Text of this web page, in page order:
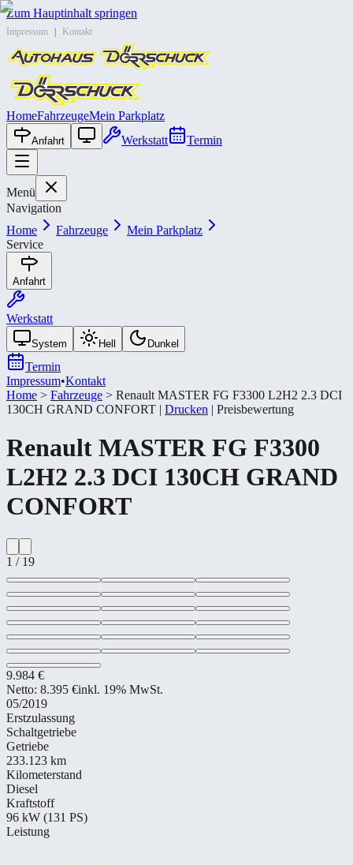
Zum Hauptinhalt springen
Impressum Kontakt
HomeFahrzeugeMein Parkplatz
Anfahrt Werkstatt Termin
Menü
Navigation
Home
Fahrzeuge
Mein Parkplatz
Service
Anfahrt
Werkstatt
System Hell Dunkel
Termin
Impressum•Kontakt
Home > Fahrzeuge > Renault MASTER FG F3300 L2H2 2.3 DCI
130CH GRAND CONFORT | Drucken | Preisbewertung
Renault MASTER FG F3300
L2H2 2.3 DCI 130CH GRAND
CONFORT
1 / 19
9.984 €
Netto: 8.395 €inkl. 19% MwSt.
05/2019
Erstzulassung
Schaltgetriebe
Getriebe
233.123 km
Kilometerstand
Diesel
Kraftstoff
96 kW (131 PS)
Leistung